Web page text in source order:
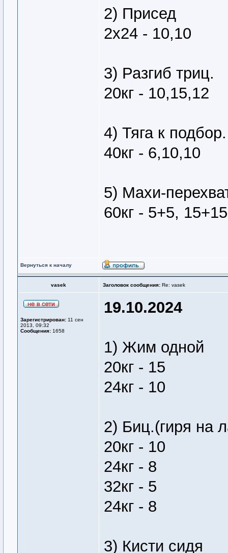
2) Присед
2х24 - 10,10
3) Разгиб триц.
20кг - 10,15,12
4) Тяга к подбор.
40кг - 6,10,10
5) Махи-
60кг - 5+5,
Вернуться к началу
vasek Заголовок сообщения: Re: vasek
Зарегистрирован: 11 сен
2013, 09:32
Сообщения: 1658
19.10.2024
1) Жим одной
20кг - 15
24кг - 10
2) Биц.(гиря на
20кг - 10
24кг - 8
32кг - 5
24кг - 8
3) Кисти сидя